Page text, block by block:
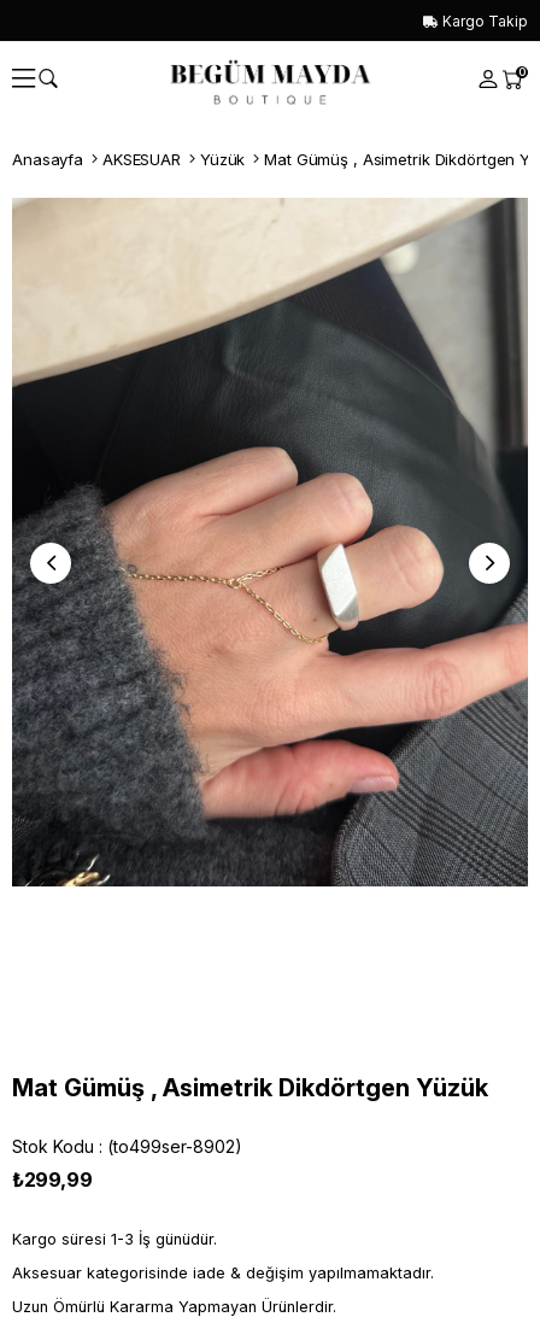
Kargo Takip
0
Anasayfa AKSESUAR Yüzük Mat Gümüş , Asimetrik Dikdörtgen
Mat Gümüş , Asimetrik Dikdörtgen Yüzük
Stok Kodu (to499ser-8902)
₺299,99
Kargo süresi 1-3 İş günüdür.
Aksesuar kategorisinde iade & değişim yapılmamaktadır.
Uzun Ömürlü Kararma Yapmayan Ürünlerdir.